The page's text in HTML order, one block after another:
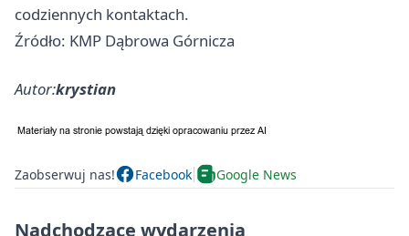
codziennych kontaktach.
Źródło: KMP Dąbrowa Górnicza
Autor:krystian
Zaobserwuj nas! Facebook Google News
Nadchodzące wydarzenia